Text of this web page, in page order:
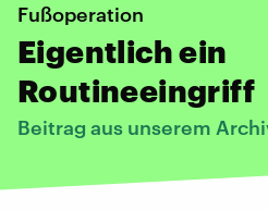
Fußoperation
Eigentlich ein
Routineeingriff
Beitrag aus unserem